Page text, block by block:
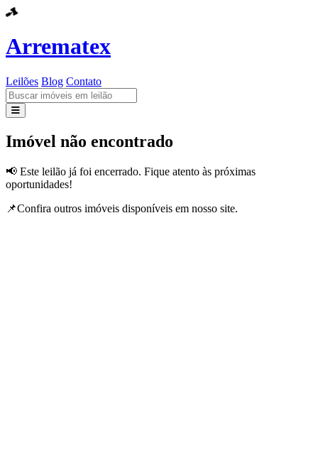
Arrematex
Leilões Blog Contato
Leilões
Imóvel não encontrado
📢 Este leilão já foi encerrado. Fique atento às próximas
oportunidades!
📌Confira outros imóveis disponíveis em nosso site.